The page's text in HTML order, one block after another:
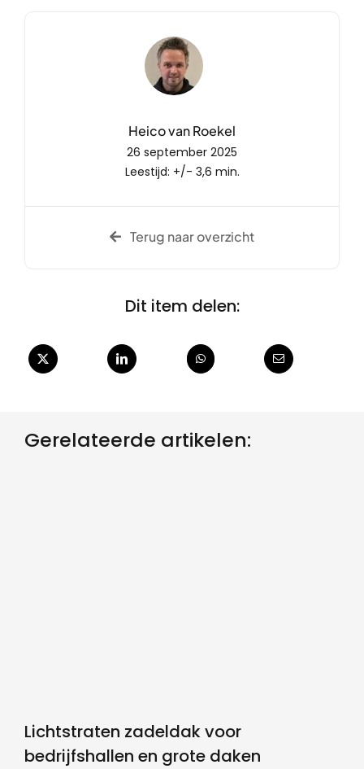
Heico van Roekel
26 september 2025
Leestijd: +/- 3,6 min.
Terug naar overzicht
Dit item delen:
Gerelateerde artikelen:
Lichtstraten zadeldak voor
bedrijfshallen en grote daken